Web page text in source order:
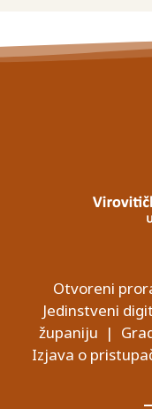
Otvoreni
Jedinstveni
županiju |
Izjava o